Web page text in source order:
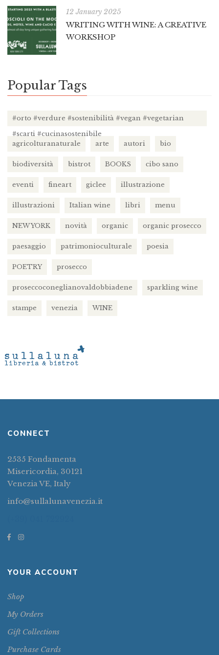
12 January 2025
WRITING WITH WINE: A CREATIVE
WORKSHOP
Popular Tags
#orto #verdure #sostenibilità #vegan #vegetarian
#scarti #cucinasostenibile
agricolturanaturale
arte autori bio
biodiversità bistrot BOOKS cibo sano
eventi fineart giclee illustrazione
illustrazioni Italian wine libri menu
NEW YORK novità organic organic prosecco
paesaggio patrimonioculturale poesia
POETRY prosecco
proseccoconeglianovaldobbiadene sparkling wine
stampe venezia WINE
CONNECT
2535 Fondamenta
Misericordia, 30121
Venezia VE, Italy
info@sullalunavenezia.it
YOUR ACCOUNT
Shop
My Orders
Gift Collections
Purchase Cards